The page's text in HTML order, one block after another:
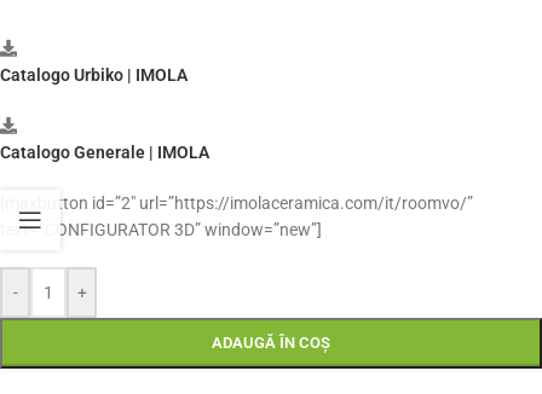
Catalogo Urbiko | IMOLA
Catalogo Generale | IMOLA
[maxbutton id=”2″ url=”https://imolaceramica.com/it/roomvo/”
text=”CONFIGURATOR 3D” window=”new”]
- +
ADAUGĂ ÎN COȘ